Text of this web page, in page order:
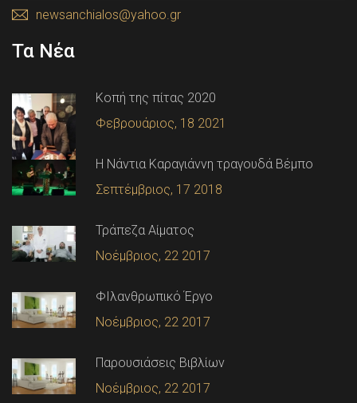
newsanchialos@yahoo.gr
Τα Νέα
Κοπή της πίτας 2020
Φεβρουάριος, 18 2021
Η Νάντια Καραγιάννη τραγουδά Βέμπο
Σεπτέμβριος, 17 2018
Τράπεζα Αίματος
Νοέμβριος, 22 2017
ΦΙλανθρωπικό Έργο
Νοέμβριος, 22 2017
Παρουσιάσεις Βιβλίων
Νοέμβριος, 22 2017